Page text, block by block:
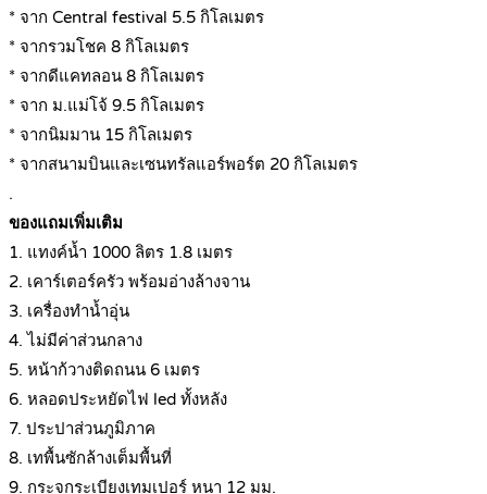
* จาก Central festival 5.5 กิโลเมตร
* จากรวมโชค 8 กิโลเมตร
* จากดีแคทลอน 8 กิโลเมตร
* จาก ม.แม่โจ้ 9.5 กิโลเมตร
* จากนิมมาน 15 กิโลเมตร
* จากสนามบินและเซนทรัลแอร์พอร์ต 20 กิโลเมตร
.
ของแถมเพิ่มเติม
1. แทงค์น้ำ 1000 ลิตร 1.8 เมตร
2. เคาร์เตอร์ครัว พร้อมอ่างล้างจาน
3. เครื่องทำน้ำอุ่น
4. ไม่มีค่าส่วนกลาง
5. หน้าก้วางติดถนน 6 เมตร
6. หลอดประหยัดไฟ led ทั้งหลัง
7. ประปาส่วนภูมิภาค
8. เทพื้นซักล้างเต็มพื้นที่
9. กระจกระเบียงเทมเปอร์ หนา 12 มม.